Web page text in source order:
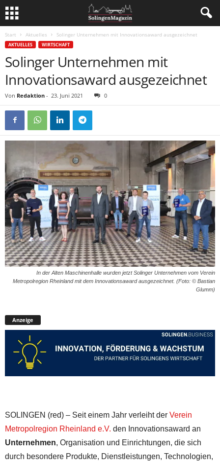
Start Aktuelles Solinger Unternehmen mit Innovationsaward ausgezeichnet
AKTUELLES WIRTSCHAFT
Solinger Unternehmen mit
Innovationsaward ausgezeichnet
Von Redaktion - 23. Juni 2021 0
In der Alten Maschinenhalle wurden jetzt Solinger Unternehmen vom Verein
Metropolregion Rheinland mit dem Innovationsaward ausgezeichnet. (Foto: © Bastian
Glumm)
Anzeige
SOLINGEN (red) – Seit einem Jahr verleiht der Verein
Metropolregion Rheinland e.V. den Innovationsaward an
Unternehmen, Organisation und Einrichtungen, die sich
durch besondere Produkte, Dienstleistungen, Technologien,